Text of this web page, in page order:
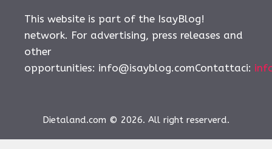
This website is part of the IsayBlog!
network. For advertising, press releases and
other
opportunities: info@isayblog.comContattaci:
Dietaland.com © 2026. All right reserverd.